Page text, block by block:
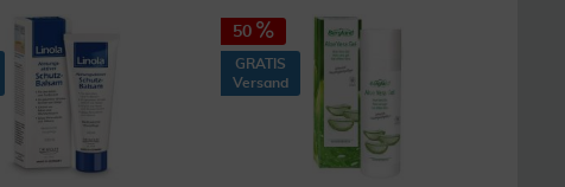
50
GRATIS
Versand